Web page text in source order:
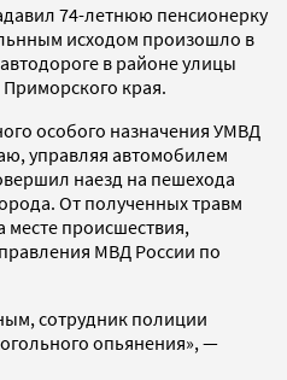
74-летнюю пенсионерку
исходом произошло в
в районе улицы
края.
особого назначения УМВД
управляя автомобилем
наезд на пешехода
От полученных травм
месте происшествия,
МВД России по
сотрудник полиции
опьянения», —